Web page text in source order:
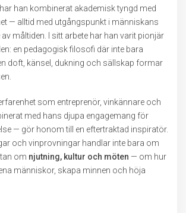
han kombinerat akademisk tyngd med
— alltid med utgångspunkt i människans
måltiden. I sitt arbete har han varit pionjär
en pedagogisk filosofi där inte bara
doft, känsel, dukning och sällskap formar
som entreprenör, vinkännare och
med hans djupa engagemang för
— gör honom till en eftertraktad inspiratör.
och vinprovningar handlar inte bara om
om njutning, kultur och möten — om hur
människor, skapa minnen och höja